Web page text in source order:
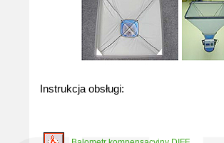
Instrukcja obsługi: